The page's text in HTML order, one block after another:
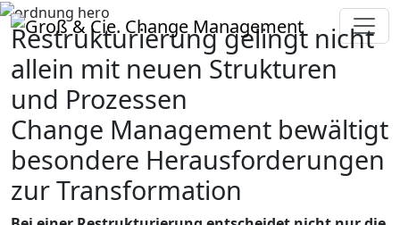
Restrukturierung gelingt nicht
allein mit neuen Strukturen
und Prozessen
Change Management bewältigt
besondere Herausforderungen
zur Transformation